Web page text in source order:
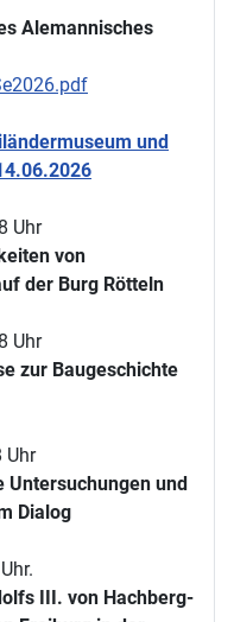
Alemannisches
und
Uhr
von
der Burg Rötteln
Uhr
zur Baugeschichte
Uhr
und
Dialog
III. von Hachberg-